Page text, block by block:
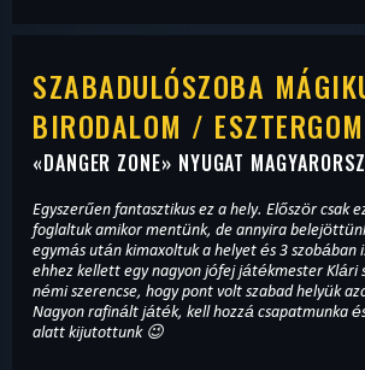
SZABADULÓSZOBA
BIRODALOM / ESZTERGOM
«DANGER ZONE» NYUGAT
Egyszerűen fantasztikus ez a hely. Először csak
foglaltuk amikor mentünk, de annyira
egymás után kimaxoltuk a helyet és 3 szobában
ehhez kellett egy nagyon jófej játékmester Klári
némi szerencse, hogy pont volt szabad helyük
Nagyon rafinált játék, kell hozzá csapatmunka
alatt kijutottunk 😉